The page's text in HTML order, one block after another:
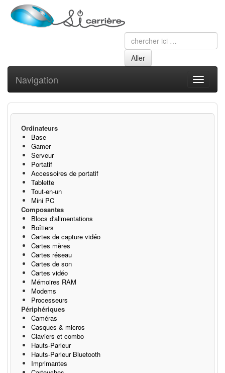
Toggle
Navigation
Ordinateurs
Base
Gamer
Serveur
Portatif
Accessoires de portatif
Tablette
Tout-en-un
Mini PC
Composantes
Blocs d'alimentations
Boîtiers
Cartes de capture vidéo
Cartes mères
Cartes réseau
Cartes de son
Cartes vidéo
Mémoires RAM
Modems
Processeurs
Périphériques
Caméras
Casques & micros
Claviers et combo
Hauts-Parleur
Hauts-Parleur Bluetooth
Imprimantes